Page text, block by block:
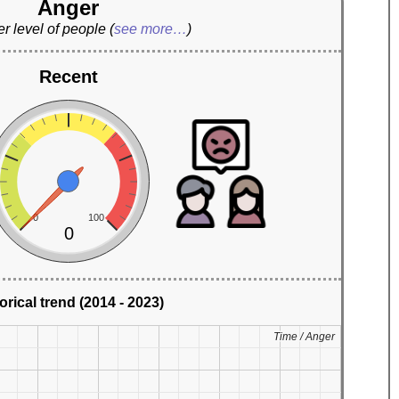
Anger
level of people(see more…)
Recent
0 100
0
trend (2014 - 2023)
Time / Anger
Time / Anger